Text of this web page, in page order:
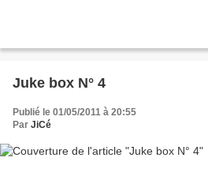
Juke box N° 4
Publié le 01/05/2011 à 20:55
Par JiCé